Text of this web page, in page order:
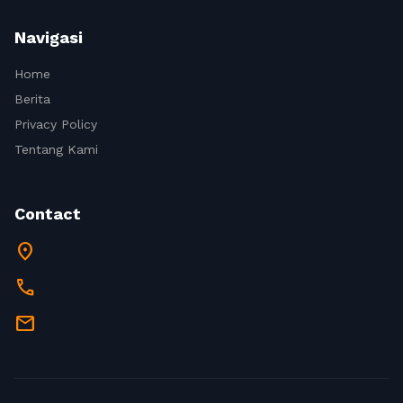
Navigasi
Home
Berita
Privacy Policy
Tentang Kami
Contact
location_on
call
mail